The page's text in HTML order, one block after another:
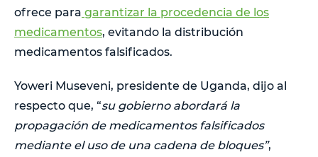
ofrece para garantizar la procedencia de los
medicamentos, evitando la distribución
medicamentos falsificados.
Yoweri Museveni, presidente de Uganda, dijo al
respecto que, “su gobierno abordará la
propagación de medicamentos falsificados
mediante el uso de una cadena de bloques”,